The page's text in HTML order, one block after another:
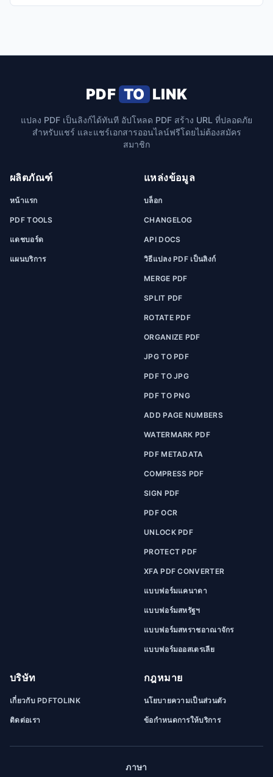
PDF TO LINK
แปลง PDF เป็นลิงก์ได้ทันที อัปโหลด PDF สร้าง URL ที่ปลอดภัย
สำหรับแชร์ และแชร์เอกสารออนไลน์ฟรีโดยไม่ต้องสมัคร
สมาชิก
ผลิตภัณฑ์
หน้าแรก
PDF TOOLS
แดชบอร์ด
แผนบริการ
แหล่งข้อมูล
บล็อก
CHANGELOG
API DOCS
วิธีแปลง PDF เป็นลิงก์
MERGE PDF
SPLIT PDF
ROTATE PDF
ORGANIZE PDF
JPG TO PDF
PDF TO JPG
PDF TO PNG
ADD PAGE NUMBERS
WATERMARK PDF
PDF METADATA
COMPRESS PDF
SIGN PDF
PDF OCR
UNLOCK PDF
PROTECT PDF
XFA PDF CONVERTER
แบบฟอร์มแคนาดา
แบบฟอร์มสหรัฐฯ
แบบฟอร์มสหราชอาณาจักร
แบบฟอร์มออสเตรเลีย
บริษัท
เกี่ยวกับ PDFTOLINK
ติดต่อเรา
กฎหมาย
นโยบายความเป็นส่วนตัว
ข้อกำหนดการให้บริการ
ภาษา